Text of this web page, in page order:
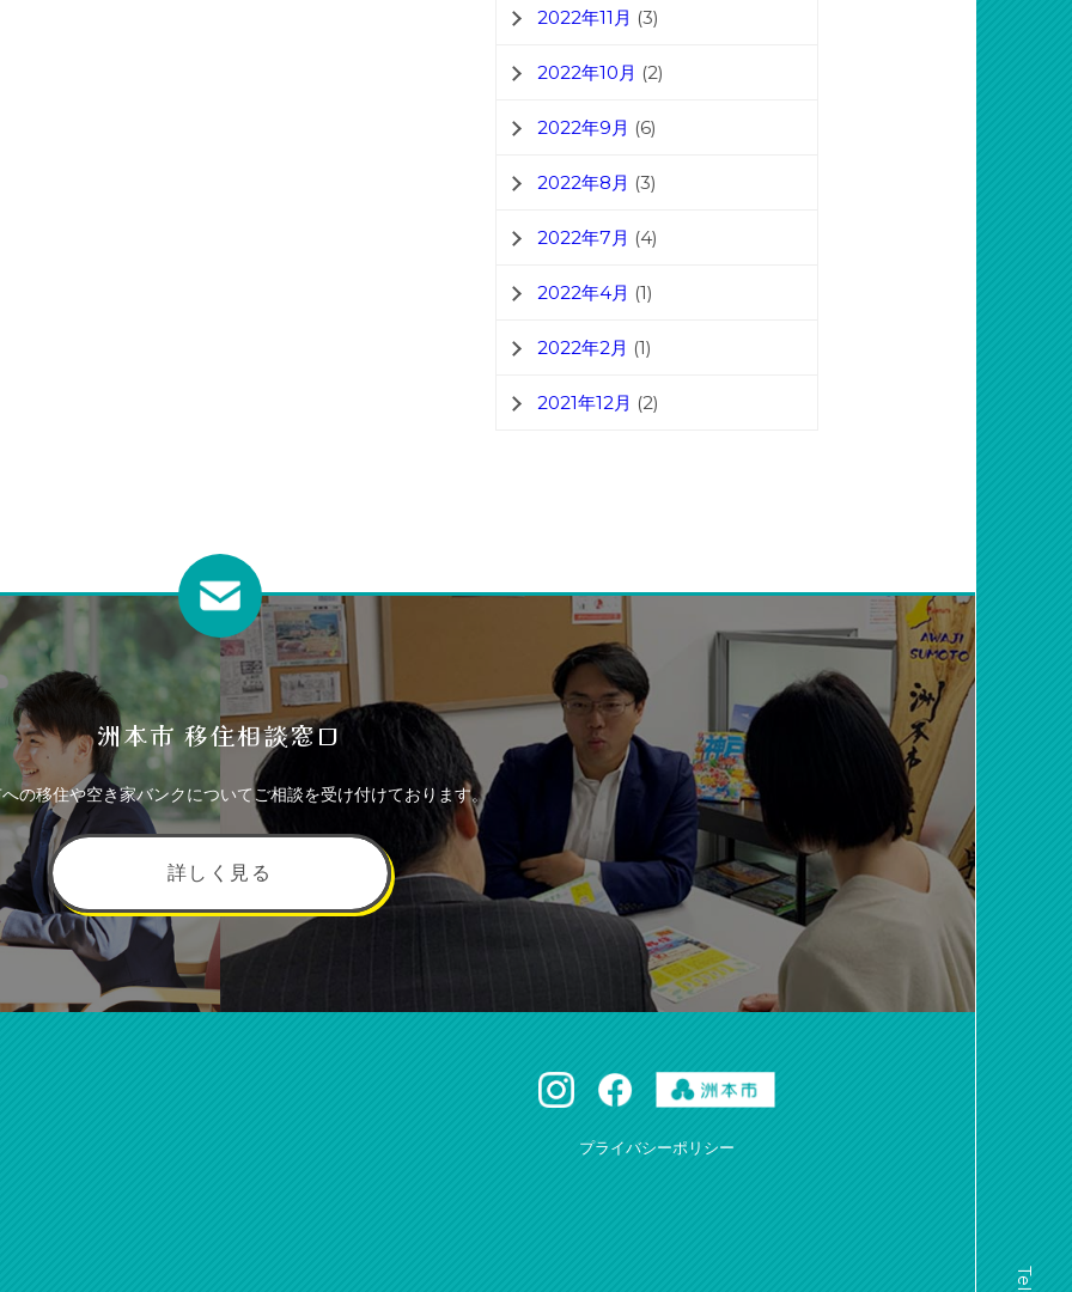
2022年11月 (3)
2022年10月 (2)
2022年9月 (6)
2022年8月 (3)
2022年7月 (4)
2022年4月 (1)
2022年2月 (1)
2021年12月 (2)
洲本市 移住相談窓口
の移住や空き家バンクについてご相談を受け付けております。
詳しく見る
プライバシーポリシー